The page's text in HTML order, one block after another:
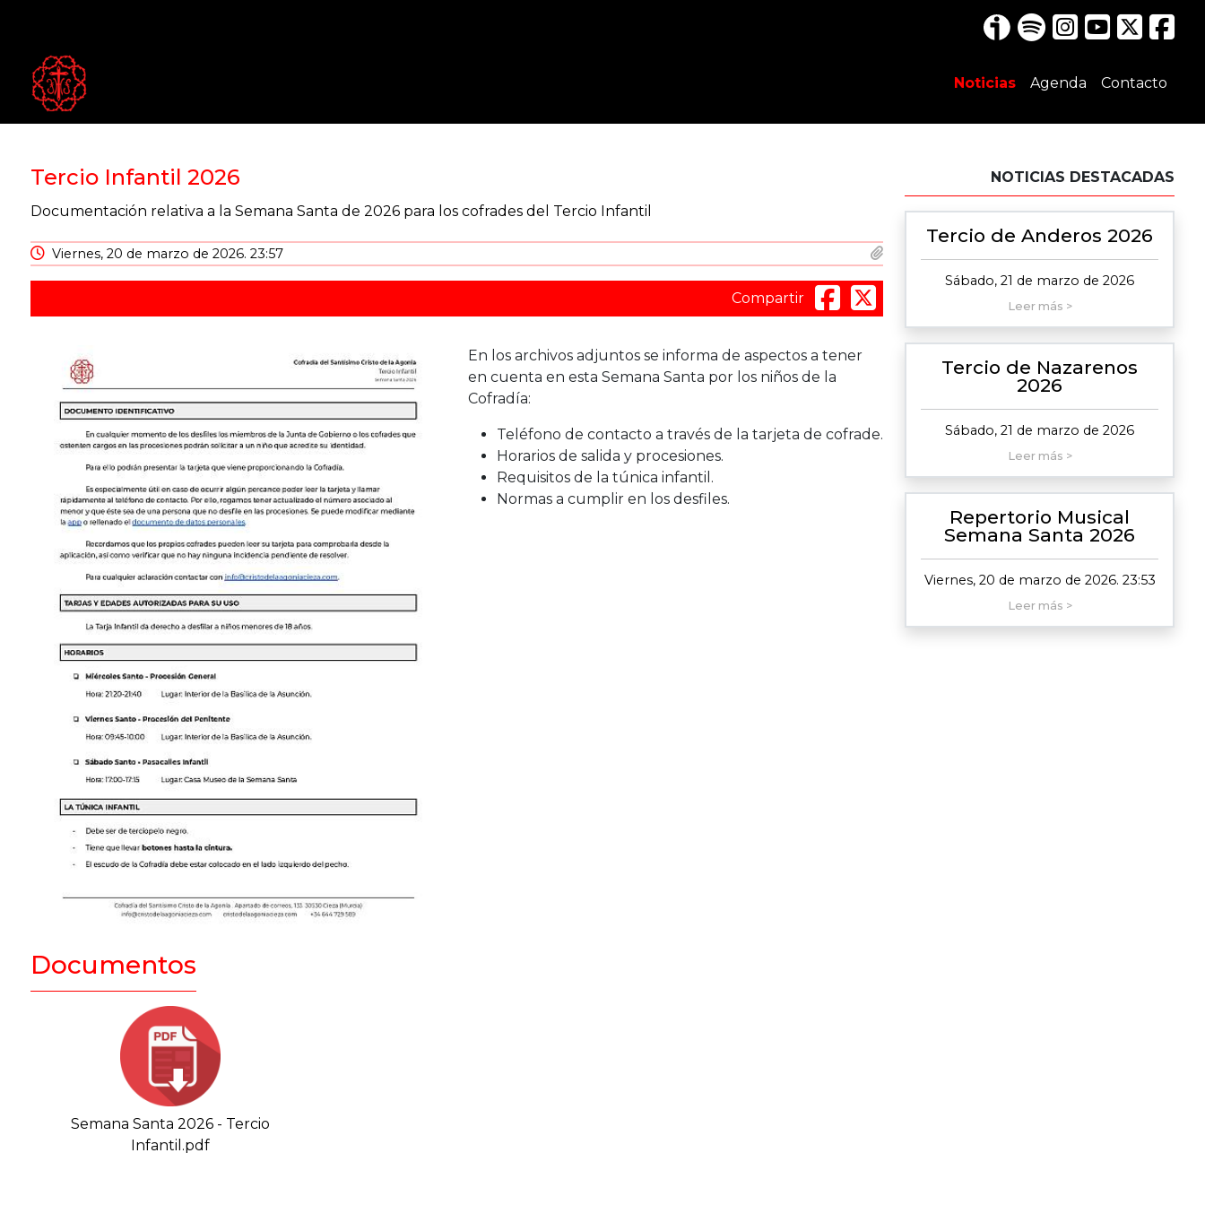
Noticias Agenda Contacto
Tercio Infantil 2026
Documentación relativa a la Semana Santa de 2026 para los cofrades del Tercio Infantil
Viernes, 20 de marzo de 2026. 23:57
Compartir
En los archivos adjuntos se informa de aspectos a tener
en cuenta en esta Semana Santa por los niños de la
Cofradía:
Teléfono de contacto a través de la tarjeta de cofrade.
Horarios de salida y procesiones.
Requisitos de la túnica infantil.
Normas a cumplir en los desfiles.
Documentos
Semana Santa 2026 - Tercio
Infantil.pdf
NOTICIAS DESTACADAS
Tercio de Anderos 2026
Sábado, 21 de marzo de 2026
Leer más >
Tercio de Nazarenos
2026
Sábado, 21 de marzo de 2026
Leer más >
Repertorio Musical
Semana Santa 2026
Viernes, 20 de marzo de 2026. 23:53
Leer más >